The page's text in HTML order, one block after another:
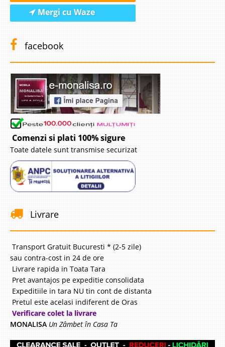
Mergi cu Waze
facebook
Comenzi si plati 100% sigure
Toate datele sunt transmise securizat
Livrare
Transport Gratuit Bucuresti * (2-5 zile)
sau contra-cost in 24 de ore
Livrare rapida in Toata Tara
Pret avantajos pe expeditie consolidata
Expeditiile in tara NU tin cont de distanta
Pretul este acelasi indiferent de Oras
Verificare colet la livrare
MONALISA Un Zâmbet în Casa Ta